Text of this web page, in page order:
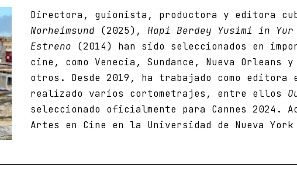
Directora, guionista, productora y editora
Norheimsund (2025), Hapi Berdey Yusimi in Yur
Estreno (2014) han sido seleccionados en
cine, como Venecia, Sundance, Nueva
otros. Desde 2019, ha trabajado como
realizado varios cortometrajes, entre ellos
seleccionado oficialmente para Cannes 2024.
Artes en Cine en la Universidad de Nueva